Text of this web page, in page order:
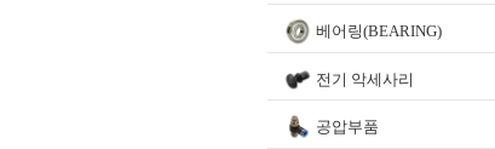
베어링(BEARING)
전기 악세사리
공압부품